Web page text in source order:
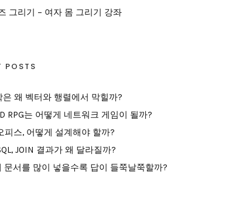
그리기 – 여자 몸 그리기 강좌
POSTS
은 왜 벡터와 행렬에서 막힐까?
RPG는 어떻게 네트워크 게임이 될까?
피스, 어떻게 설계해야 할까?
JOIN 결과가 왜 달라질까?
문서를 많이 넣을수록 답이 들쭉날쭉할까?